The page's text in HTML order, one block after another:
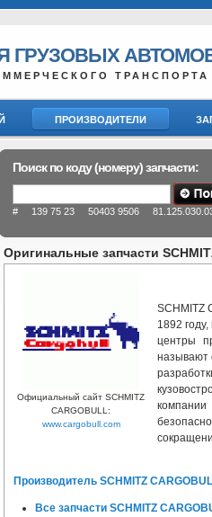
ГРУЗОВЫХ
ТРАНСПОРТА
ПРОИЗВОДИТЕЛИ
Поиск по коду (номеру) запчасти:
# 139 75 23 50403 9506
Оригинальные запчасти
Официальный сайт SCHMITZ
CARGOBULL:
www.cargobull.com
SCHMITZ
1892
центры
называют
Производитель SCHMITZ
Все запчасти SCHMITZ